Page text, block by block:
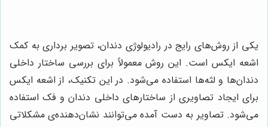
یکی از روش‌های رایج در رادیولوژی دندان، تصویر برداری به کمک
اشعه ایکس است. این روش معمولاً برای بررسی ساختار داخلی
دندان‌ها و لثه‌ها استفاده می‌شود. در این تکنیک، از اشعه ایکس
برای ایجاد تصاویری از ساختارهای داخلی دندان و فک استفاده
می‌شود. تصاویر به دست آمده می‌توانند نشان‌دهنده‌ی مشکلاتی